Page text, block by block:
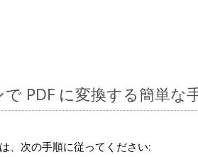
PDF に変換する簡単な
、次の手順に従ってください: